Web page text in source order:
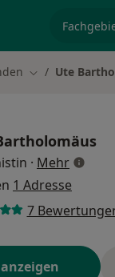
Stadt ändern
Ute
· Mehrüber
1 Adresse
7